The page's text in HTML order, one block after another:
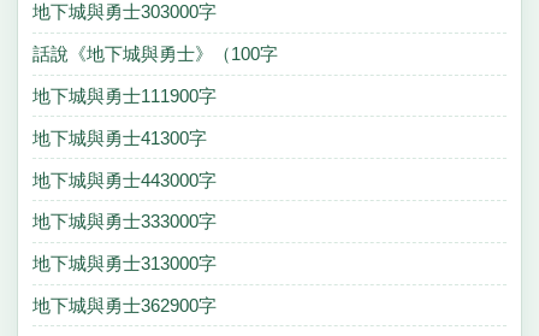
地下城與勇士303000字
話說《地下城與勇士》（100字
地下城與勇士111900字
地下城與勇士41300字
地下城與勇士443000字
地下城與勇士333000字
地下城與勇士313000字
地下城與勇士362900字